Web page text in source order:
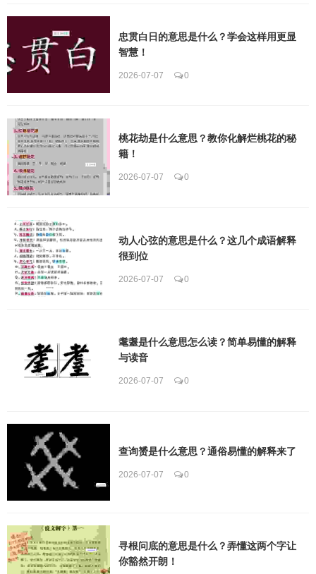
忠贯白日的意思是什么？学会这样用更显
智慧！
2026-07-07 0
桃花劫是什么意思？教你化解烂桃花的秘
籍！
2026-07-07 0
动人心弦的意思是什么？这几个成语解释
很到位
2026-07-07 0
耄耋是什么意思怎么读？简单易懂的解释
与读音
2026-07-07 0
查询赟是什么意思？通俗易懂的解释来了
2026-07-07 0
寻根问底的意思是什么？弄懂这两个字让
你豁然开朗！